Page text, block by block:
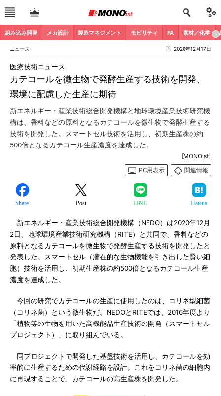
組み込み開発 メカ設計 製造マネジメント モビリティ FA 素材／化学
ニュース 2020年12月17日
カテコールを微生物で発酵生産する技術を開発、
環境に配慮した生産に期待
医療技術ニュース
新エネルギー・産業技術総合開発機構と地球環境産業技術研究機
構は、香料などの原料となるカテコールを微生物で発酵生産する
技術を開発した。スマートセル技術を活用し、初期生産株の約
500倍となるカテコール生産濃度を達成した。
[MONOist]
PC用表示
関連情報
Share Post LINE Hatena
新エネルギー・産業技術総合開発機構（NEDO）は2020年12月
2日、地球環境産業技術研究機構（RITE）と共同で、香料などの
原料となるカテコールを微生物で発酵生産する技術を開発したと
発表した。スマートセル（潜在的な生物機能を引き出した賢い細
胞）技術を活用し、初期生産株の約500倍となるカテコール生産
濃度を達成した。
今回の研究でカテコールの生産に使用したのは、コリネ型細菌
（コリネ菌）という微生物だ。NEDOとRITEでは、2016年度より
「植物等の生物を用いた高機能品生産技術の開発（スマートセル
プロジェクト）」に取り組んでいる。
同プロジェクトで開発した基盤技術を活用し、カテコールを効
率的に生産するための代謝経路を設計。これをコリネ菌の細胞内
に再現することで、カテコールの高生産株を開発した。